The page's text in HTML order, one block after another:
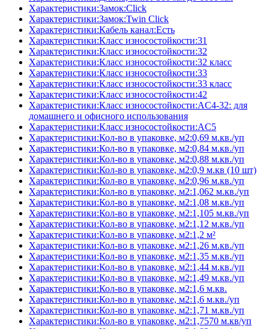
Характеристики:Замок:Click
Характеристики:Замок:Twin Click
Характеристики:Кабель канал:Есть
Характеристики:Класс износостойкости:31
Характеристики:Класс износостойкости:32
Характеристики:Класс износостойкости:32 класс
Характеристики:Класс износостойкости:33
Характеристики:Класс износостойкости:33 класс
Характеристики:Класс износостойкости:42
Характеристики:Класс износостойкости:AC4-32: для
домашнего и офисного использования
Характеристики:Класс износостойкости:AC5
Характеристики:Кол-во в упаковке, м2:0,69 м.кв./уп
Характеристики:Кол-во в упаковке, м2:0,84 м.кв./уп
Характеристики:Кол-во в упаковке, м2:0,88 м.кв./уп
Характеристики:Кол-во в упаковке, м2:0,9 м.кв (10 шт)
Характеристики:Кол-во в упаковке, м2:0,96 м.кв./уп
Характеристики:Кол-во в упаковке, м2:1,062 м.кв./уп
Характеристики:Кол-во в упаковке, м2:1,08 м.кв./уп
Характеристики:Кол-во в упаковке, м2:1,105 м.кв./уп
Характеристики:Кол-во в упаковке, м2:1,12 м.кв./уп
Характеристики:Кол-во в упаковке, м2:1,2 м²
Характеристики:Кол-во в упаковке, м2:1,26 м.кв./уп
Характеристики:Кол-во в упаковке, м2:1,35 м.кв./уп
Характеристики:Кол-во в упаковке, м2:1,44 м.кв./уп
Характеристики:Кол-во в упаковке, м2:1,49 м.кв./уп
Характеристики:Кол-во в упаковке, м2:1,6 м.кв.
Характеристики:Кол-во в упаковке, м2:1,6 м.кв./уп
Характеристики:Кол-во в упаковке, м2:1,71 м.кв./уп
Характеристики:Кол-во в упаковке, м2:1,7570 м.кв/уп